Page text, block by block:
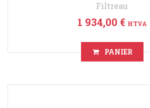
Filtreau
1 934,00 € HTVA
PANIER